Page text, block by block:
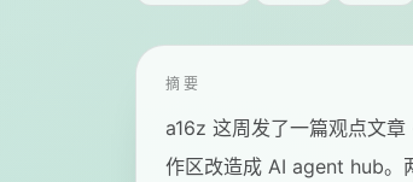
摘要
a16z 这周发了一篇观点文
作区改造成 AI agent hub。